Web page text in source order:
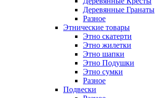
Деревянные Гранаты
Разное
Этнические товары
Этно скатерти
Этно жилетки
Этно шапки
Этно Подушки
Этно сумки
Разное
Подвески